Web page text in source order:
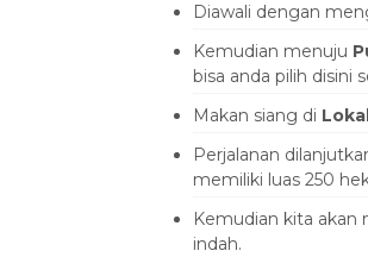
Diawali dengan
Kemudian menuju
bisa anda pilih disini
Makan siang di
Perjalanan
memiliki luas 250
Kemudian kita akan
indah.